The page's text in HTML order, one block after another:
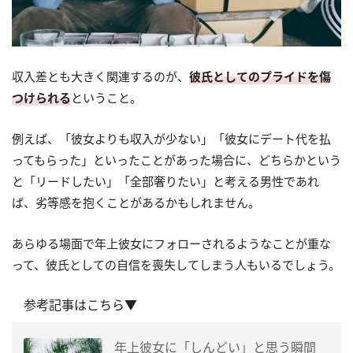
収入差とも大きく関連するのが、 彼氏としてのプライドを傷
つけられるということ。
例えば、「彼女よりも収入が少ない」「彼女にデート代を払
ってもらった」といったことがあった場合に、どちらかという
と「リードしたい」「全部奢りたい」と考える男性であれ
ば、劣等感を抱くことがあるかもしれません。
あらゆる場面で年上彼女にフォローされるようなことが重な
って、彼氏としての自信を喪失してしまう人もいるでしょう。
参考記事はこちら▼
年上彼女に「しんどい」と思う瞬間